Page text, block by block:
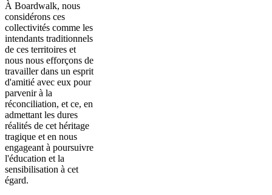
À Boardwalk, nous
considérons ces
collectivités comme les
intendants traditionnels
de ces territoires et
nous nous efforçons de
travailler dans un esprit
d'amitié avec eux pour
parvenir à la
réconciliation, et ce, en
admettant les dures
réalités de cet héritage
tragique et en nous
engageant à poursuivre
l'éducation et la
sensibilisation à cet
égard.